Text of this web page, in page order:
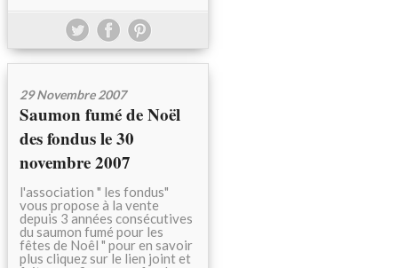
29 Novembre 2007
Saumon fumé de Noël
des fondus le 30
novembre 2007
l'association " les fondus"
vous propose à la vente
depuis 3 années consécutives
du saumon fumé pour les
fêtes de Noêl " pour en savoir
plus cliquez sur le lien joint et